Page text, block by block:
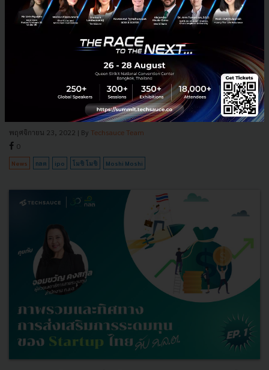
ก.ล.ต.นับหนึ่งไฟลิ่ง MOSHI เตรียมขาย IPO ไม่เกิน 75 ล้านหุ้น -
ระดมทุนเข้าจดทะเบียนใน SET
ก.ล.ต. นับหนึ่งไฟลิ่ง บมจ. โมชิ โมชิ รีเทล คอร์ปอเรชั่น หรือ MOSHI เตรียม
เสนอขายหุ้น IPO ไม่เกิน 75 ล้านหุ้น ระดมทุนเข้าจดทะเบียนใน SET ตอก
ย้ำผู้นําธุรกิจร้านค้าปลีกสินค้าไลฟ์สไตล์...
พฤศจิกายน 23, 2022 | By Techsauce Team
0
News กลต ipo โมชิ โมชิ Moshi Moshi